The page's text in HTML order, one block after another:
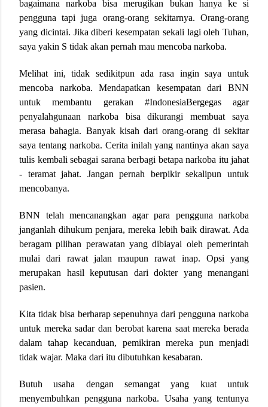
bagaimana narkoba bisa merugikan bukan hanya ke si
pengguna tapi juga orang-orang sekitarnya. Orang-orang
yang dicintai. Jika diberi kesempatan sekali lagi oleh Tuhan,
saya yakin S tidak akan pernah mau mencoba narkoba.
Melihat ini, tidak sedikitpun ada rasa ingin saya untuk
mencoba narkoba. Mendapatkan kesempatan dari BNN
untuk membantu gerakan #IndonesiaBergegas agar
penyalahgunaan narkoba bisa dikurangi membuat saya
merasa bahagia. Banyak kisah dari orang-orang di sekitar
saya tentang narkoba. Cerita inilah yang nantinya akan saya
tulis kembali sebagai sarana berbagi betapa narkoba itu jahat
- teramat jahat. Jangan pernah berpikir sekalipun untuk
mencobanya.
BNN telah mencanangkan agar para pengguna narkoba
janganlah dihukum penjara, mereka lebih baik dirawat. Ada
beragam pilihan perawatan yang dibiayai oleh pemerintah
mulai dari rawat jalan maupun rawat inap. Opsi yang
merupakan hasil keputusan dari dokter yang menangani
pasien.
Kita tidak bisa berharap sepenuhnya dari pengguna narkoba
untuk mereka sadar dan berobat karena saat mereka berada
dalam tahap kecanduan, pemikiran mereka pun menjadi
tidak wajar. Maka dari itu dibutuhkan kesabaran.
Butuh usaha dengan semangat yang kuat untuk
menyembuhkan pengguna narkoba. Usaha yang tentunya